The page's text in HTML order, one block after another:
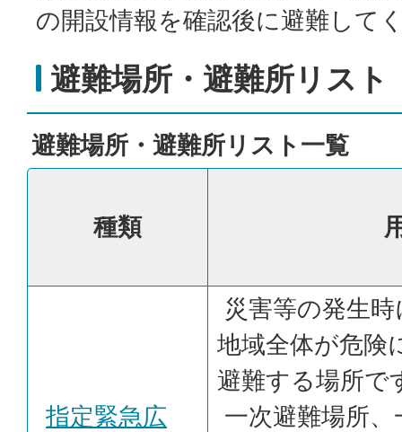
の開設情報を確認後に避難して
避難場所・避難所リスト
避難場所・避難所リスト一覧
種類
指定緊急広
災害等の発生
地域全体が危険
避難する場所で
一次避難場所